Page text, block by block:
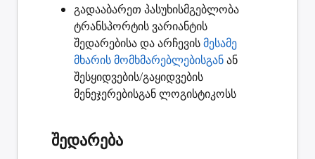
გადააბარეთ პასუხისმგებლობა
ტრანსპორტის ვარიანტის
შედარებისა და არჩევისმესამე
მხარის მომხმარებლებისგანან
შესყიდვების/გაყიდვების
მენეჯერებისგან ლოგისტიკოსს
შედარება